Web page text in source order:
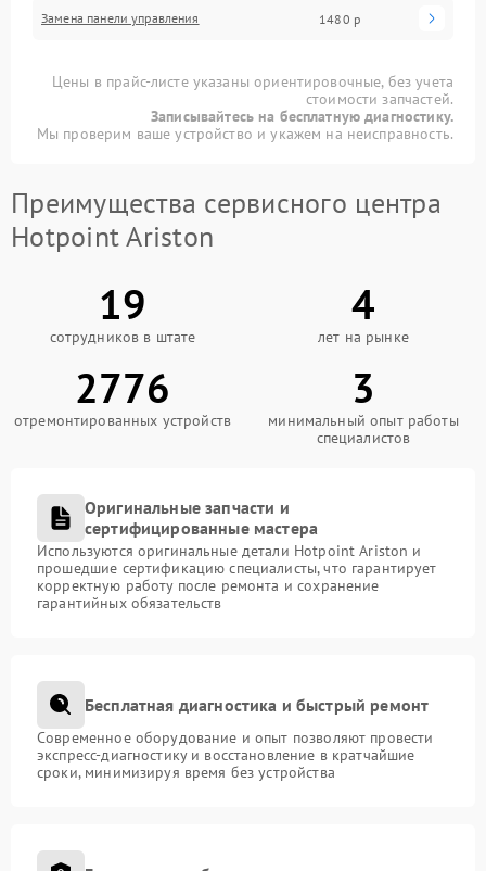
Замена панели управления 1480 р
Цены в прайс-листе указаны ориентировочные, без учета
стоимости запчастей.
Записывайтесь на бесплатную диагностику.
Мы проверим ваше устройство и укажем на неисправность.
Преимущества сервисного центра
Hotpoint Ariston
19
сотрудников в штате
4
лет на рынке
2776
отремонтированных устройств
3
минимальный опыт работы
специалистов
Оригинальные запчасти и
сертифицированные мастера
Используются оригинальные детали Hotpoint Ariston и
прошедшие сертификацию специалисты, что гарантирует
корректную работу после ремонта и сохранение
гарантийных обязательств
Бесплатная диагностика и быстрый ремонт
Современное оборудование и опыт позволяют провести
экспресс-диагностику и восстановление в кратчайшие
сроки, минимизируя время без устройства